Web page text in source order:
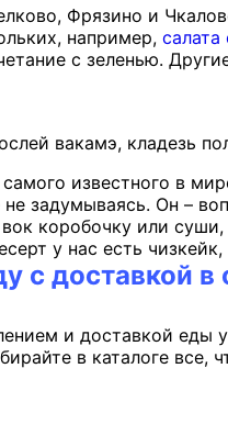
Фрязино и
например, салата
с зеленью.
вакамэ, кладезь
известного в
задумываясь. Он –
вок коробочку или
у нас есть
с доставкой в
и доставкой
в каталоге